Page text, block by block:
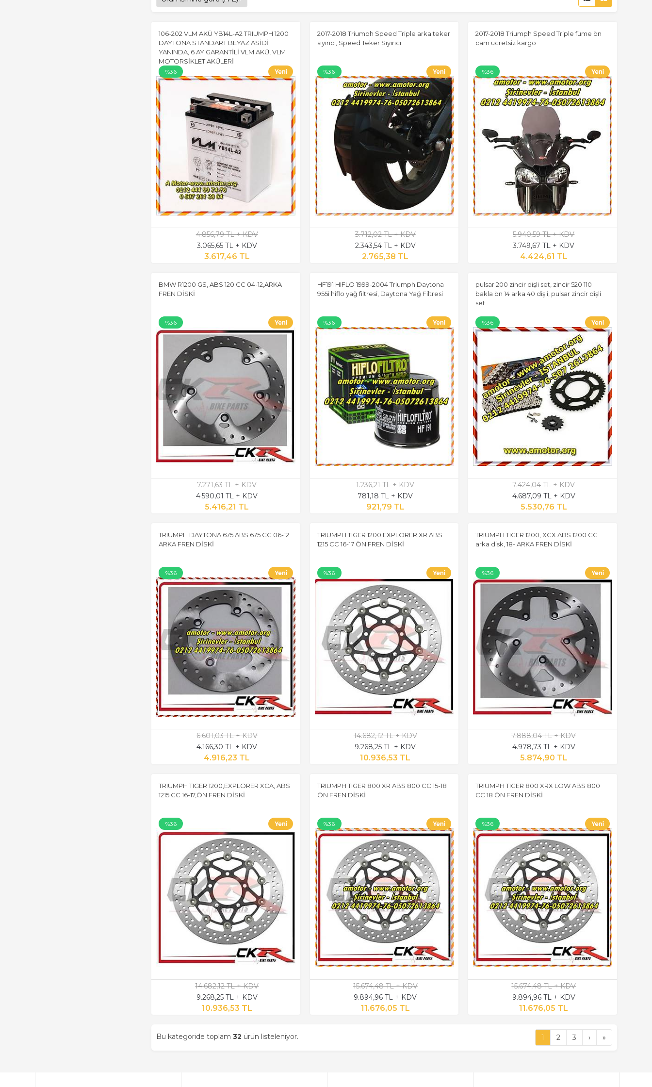
106-202 VLM AKÜ YB14L-A2 TRIUMPH 1200
DAYTONA STANDART BEYAZ ASİDİ
YANINDA, 6 AY GARANTİLİ VLM AKÜ, VLM
MOTORSİKLET AKÜLERİ
%36
4.856,79 TL + KDV
3.065,65 TL + KDV
3.617,46 TL
2017-2018 Triumph Speed Triple arka teker
sıyırıcı, Speed Teker Sıyırıcı
%36
3.712,02 TL + KDV
2.343,54 TL + KDV
2.765,38 TL
2017-2018 Triumph Speed Triple füme ön
cam ücretsiz kargo
%36
5.940,59 TL + KDV
3.749,67 TL + KDV
4.424,61 TL
BMW R1200 GS, ABS 120 CC 04-12,ARKA
FREN DİSKİ
%36
7.271,63 TL + KDV
4.590,01 TL + KDV
5.416,21 TL
HF191 HIFLO 1999-2004 Triumph Daytona
955i hiflo yağ filtresi, Daytona Yağ Filtresi
%36
1.236,21 TL + KDV
781,18 TL + KDV
921,79 TL
pulsar 200 zincir dişli set, zincir 520 110
bakla ön 14 arka 40 dişli, pulsar zincir dişli
set
%36
7.424,04 TL + KDV
4.687,09 TL + KDV
5.530,76 TL
TRIUMPH DAYTONA 675 ABS 675 CC 06-12
ARKA FREN DİSKİ
%36
6.601,03 TL + KDV
4.166,30 TL + KDV
4.916,23 TL
TRIUMPH TIGER 1200 EXPLORER XR ABS
1215 CC 16-17 ÖN FREN DİSKİ
%36
14.682,12 TL + KDV
9.268,25 TL + KDV
10.936,53 TL
TRIUMPH TIGER 1200, XCX ABS 1200 CC
arka disk, 18- ARKA FREN DİSKİ
%36
7.888,04 TL + KDV
4.978,73 TL + KDV
5.874,90 TL
TRIUMPH TIGER 1200,EXPLORER XCA, ABS
1215 CC 16-17,ÖN FREN DİSKİ
%36
14.682,12 TL + KDV
9.268,25 TL + KDV
10.936,53 TL
TRIUMPH TIGER 800 XR ABS 800 CC 15-18
ÖN FREN DİSKİ
%36
15.674,48 TL + KDV
9.894,96 TL + KDV
11.676,05 TL
TRIUMPH TIGER 800 XRX LOW ABS 800
CC 18 ÖN FREN DİSKİ
%36
15.674,48 TL + KDV
9.894,96 TL + KDV
11.676,05 TL
Bu kategoride toplam 32 ürün listeleniyor. 1 2 3 › »